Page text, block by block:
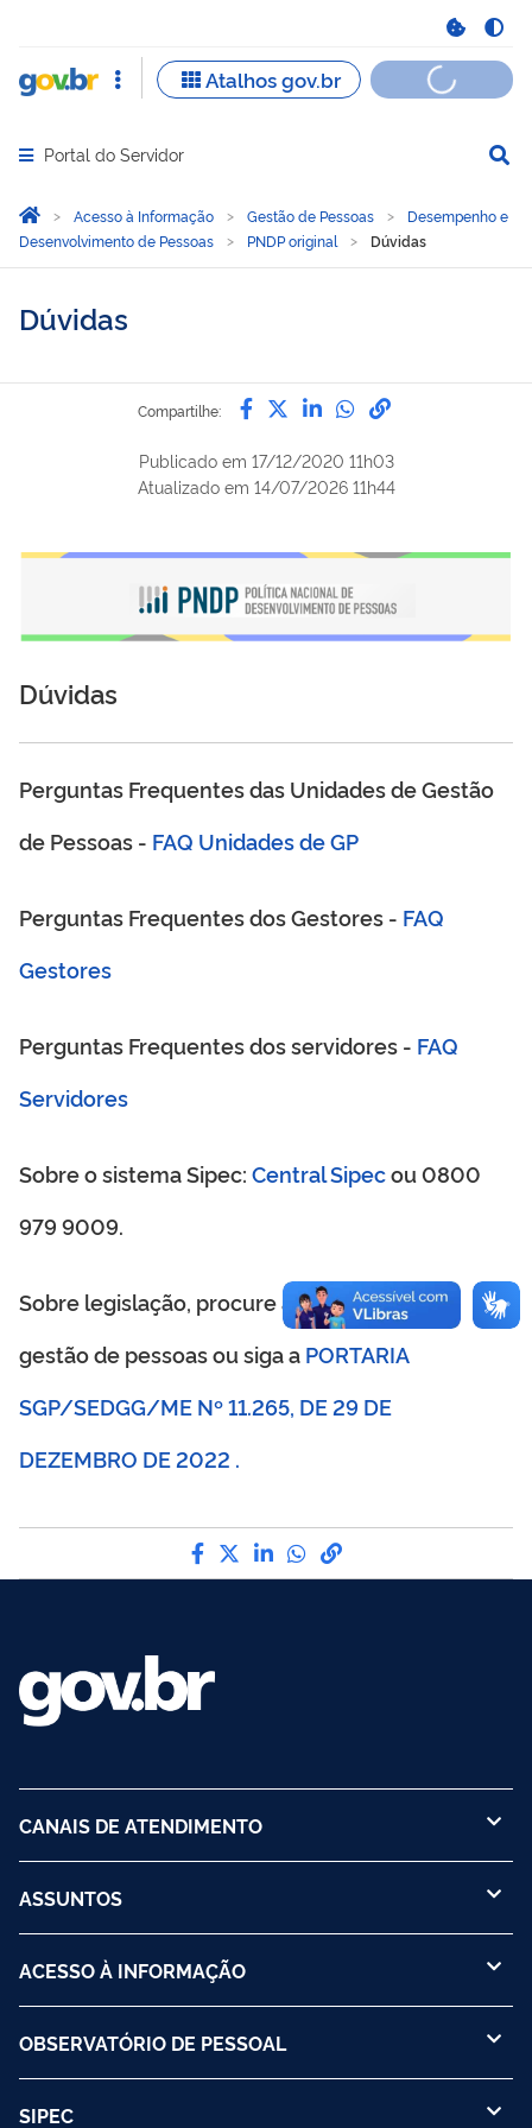
Abrir menu principal de navegação
Portal do Servidor
Você está aqui:
Página Inicial
Acesso à Informação Gestão de Pessoas
Desempenho e
Desenvolvimento de Pessoas
PNDP original Dúvidas
Dúvidas
Compartilhe: Compartilhe por Facebook
Compartilhe por Twitter
Compartilhe por
Compartilhe
link para
Publicado em 17/12/2020 11h03
Atualizado em 14/07/2026 11h44
Dúvidas
Perguntas Frequentes das Unidades de Gestão
de Pessoas - FAQ Unidades de GP
Perguntas Frequentes dos Gestores - FAQ
Gestores
Perguntas Frequentes dos servidores - FAQ
Servidores
Sobre o sistema Sipec: Central Sipecou0800
979 9009.
Sobre legislação, procure a sua unidade de
gestão de pessoas ou siga a PORTARIA
SGP/SEDGG/ME Nº 11.265, DE 29 DE
DEZEMBRO DE 2022 .
Compartilhe por Facebook
Compartilhe por Twitter
Compartilhe por
Compartilhe por
link para Copiar
CANAIS DE ATENDIMENTO
ASSUNTOS
ACESSO À INFORMAÇÃO
OBSERVATÓRIO DE PESSOAL
SIPEC